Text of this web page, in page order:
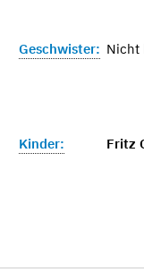
Geschwister: Nicht
Kinder: Fritz